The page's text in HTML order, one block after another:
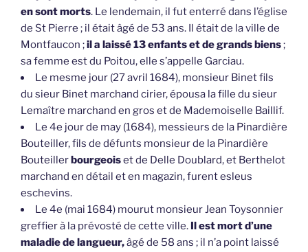
en sont morts. Le lendemain, il fut enterré dans l’église
de St Pierre ; il était âgé de 53 ans. Il était de la ville de
Montfaucon ;il a laissé 13 enfants et de grands biens;
sa femme est du Poitou, elle s’appelle Garciau.
Le mesme jour (27 avril 1684), monsieur Binet fils
du sieur Binet marchand cirier, épousa la fille du sieur
Lemaître marchand en gros et de Mademoiselle Baillif.
Le 4e jour de may (1684), messieurs de la Pinardière
Bouteiller, fils de défunts monsieur de la Pinardière
Bouteillerbourgeoiset de Delle Doublard, et Berthelot
marchand en détail et en magazin, furent esleus
eschevins.
Le 4e (mai 1684) mourut monsieur Jean Toysonnier
greffier à la prévosté de cette ville. Il est mort d’une
maladie de langueur,âgé de 58 ans ; il n’a point laissé